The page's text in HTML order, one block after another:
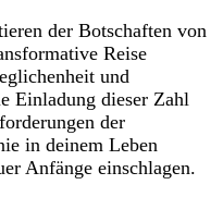
der Botschaften von
Reise
und
Einladung dieser Zahl
der
in deinem Leben
Anfänge einschlagen.